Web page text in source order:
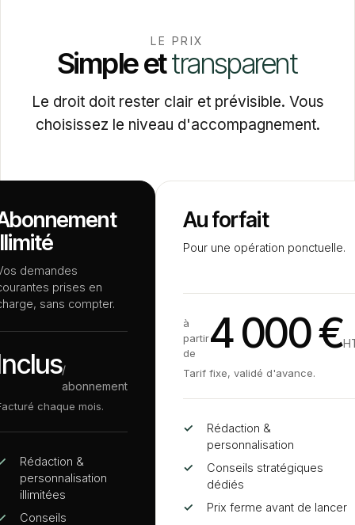
LE PRIX
Simpleettransparent
Le droit doit rester clair et prévisible. Vous
choisissez le niveau d'accompagnement.
demandes
prises en
sans compter.
/
abonnement
chaque mois.
Rédaction &
personnalisation
illimitées
Conseils
Au forfait
Pour une opération ponctuelle.
à
partir
de
4 000 €
Tarif fixe, validé d'avance.
✓ Rédaction &
personnalisation
✓
Conseils stratégiques
dédiés
✓
Prix ferme avant de lancer